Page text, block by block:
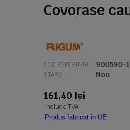
Covorase
COD REFERINTA 900590-1
STARE Nou
161,40 lei
Include TVA
Produs fabricat in UE